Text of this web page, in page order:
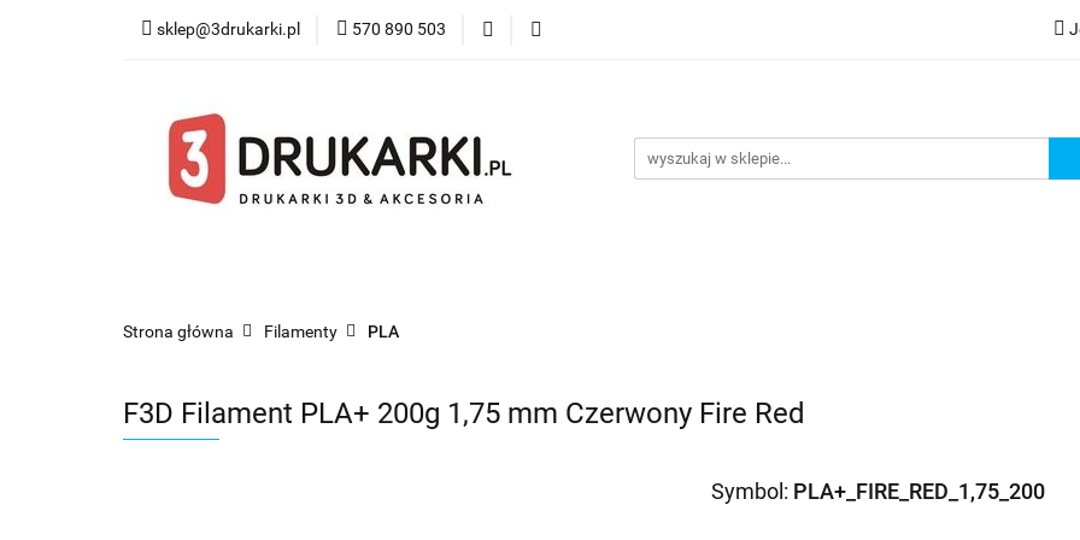
sklep@3drukarki.pl 570 890 503
Blog Bestsellery
Strona główna Filamenty PLA
F3D Filament PLA+ 200g 1,75 mm Czerwony Fire Red
Symbol: PLA+_FIRE_RED_1,75_200